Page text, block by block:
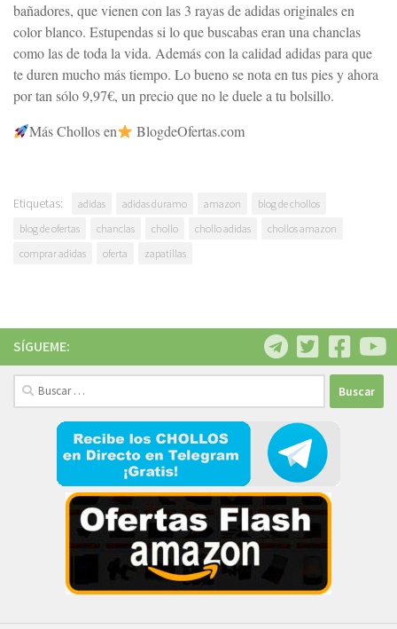
bañadores, que vienen con las 3 rayas de adidas originales en
color blanco. Estupendas si lo que buscabas eran una chanclas
como las de toda la vida. Además con la calidad adidas para que
te duren mucho más tiempo. Lo bueno se nota en tus pies y ahora
por tan sólo 9,97€, un precio que no le duele a tu bolsillo.
Más Chollos en
BlogdeOfertas.com
Etiquetas: adidas adidas duramo amazon
blog de chollos
blog de ofertas
chanclas chollo chollo adidas
chollos amazon
comprar adidas
oferta zapatillas
SÍGUEME:
Buscar: